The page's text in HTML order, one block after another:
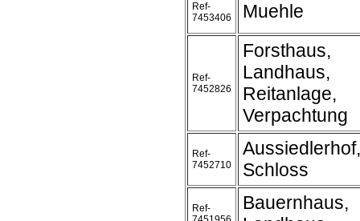
Ref-
7453406
Muehle
Ref-
7452826
Forsthaus,
Landhaus,
Reitanlage,
Verpachtung
Ref-
7452710
Schloss
Ref-
Bauernhaus,